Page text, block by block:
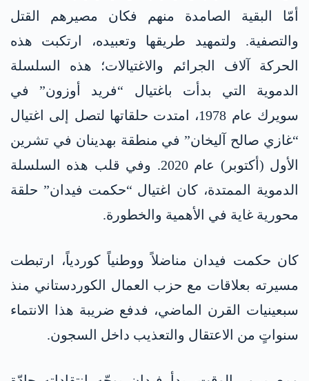
أمّا البقية الصامدة منهم فكان مصيرهم القتل
والتصفية. ولتمهيد طريقها وتعبيده، ارتكبت هذه
الحركة آلاف الجرائم والاغتيالات؛ هذه السلسلة
الدموية التي بدأت باغتيال “فريد أوزون” في
سويرك عام 1978، امتدت حلقاتها لتصل إلى اغتيال
“غازي صالح آليخان” في منطقة بهدينان في تشرين
الأول (أكتوبر) عام 2020. وفي قلب هذه السلسلة
الدموية الممتدة، كان اغتيال “حكمت فيدان” حلقة
محورية غاية في الأهمية والخطورة.
كان حكمت فيدان مناضلاً ووطنياً كوردياً، ارتبطت
مسيرته بعلاقات مع حزب العمال الكوردستاني منذ
سبعينيات القرن الماضي، فدفع ضريبة هذا الانتماء
سنواتٍ من الاعتقال والتعذيب داخل السجون.